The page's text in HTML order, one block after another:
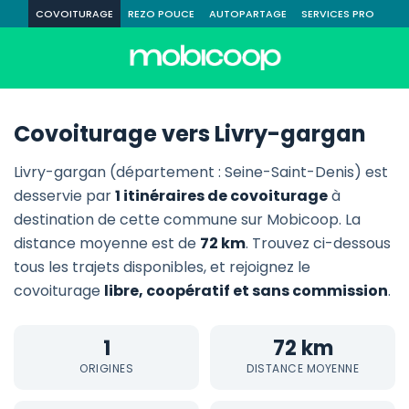
COVOITURAGE REZO POUCE AUTOPARTAGE SERVICES PRO
Covoiturage vers Livry-gargan
Livry-gargan (département : Seine-Saint-Denis) est
desservie par1 itinéraires de covoiturageà
destination de cette commune sur Mobicoop. La
distance moyenne est de 72 km. Trouvez ci-dessous
tous les trajets disponibles, et rejoignez le
covoiturage libre, coopératif et sans commission.
1
ORIGINES
72 km
DISTANCE MOYENNE